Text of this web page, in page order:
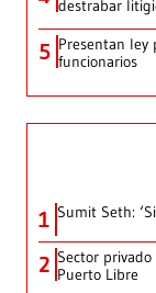
destrabar
5 Presentan ley
funcionarios
1 Sumit Seth:
2 Sector
Puerto Libre